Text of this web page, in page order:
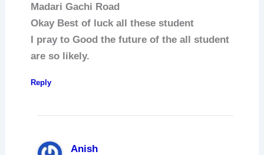
Madari Gachi Road
Okay Best of luck all these student
I pray to Good the future of the all student
are so likely.
Reply
Anish